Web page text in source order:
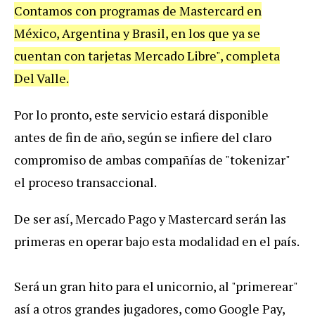
Contamos con programas de Mastercard en
México,ArgentinayBrasil, enlos que ya se
cuentan contarjetas MercadoLibre", completa
DelValle.
Porlo pronto, este servicio estará disponible
antes de fin de año, según se infiere del claro
compromiso de ambas compañías de "tokenizar"
el procesotransaccional.
De ser así,MercadoPagoyMastercard seránlas
primeras en operarbajo esta modalidad en el país.
Seráun granhito para el unicornio, al "primerear"
así a otros grandes jugadores, como Google Pay,